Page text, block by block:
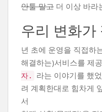
안툴 말고 더 이상 바라
우리 변화가
년 초에 운영을 직접하
해결하는)서비스를 제
자.
라는 이야기를 했
려 계획한대로 힘차게
서